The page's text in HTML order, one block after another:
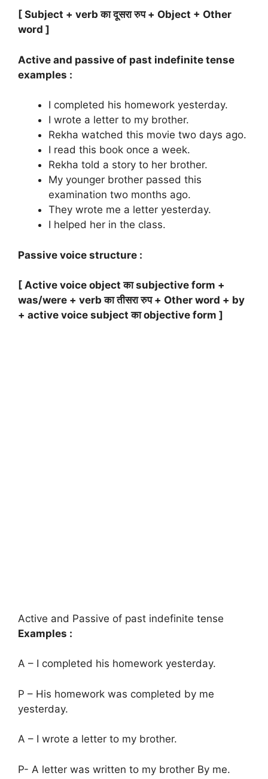
[ Subject + verb का दूसरा रुप + Object + Other
word ]
Active and passive of past indefinite tense
examples :
I completed his homework yesterday.
I wrote a letter to my brother.
Rekha watched this movie two days ago.
I read this book once a week.
Rekha told a story to her brother.
My younger brother passed this
examination two months ago.
They wrote me a letter yesterday.
I helped her in the class.
Passive voice structure :
[ Active voice object का subjective form +
was/were + verb का तीसरा रुप + Other word + by
+ active voice subject का objective form ]
Active and Passive of past indefinite tense
Examples :
A – I completed his homework yesterday.
P – His homework was completed by me
yesterday.
A – I wrote a letter to my brother.
P- A letter was written to my brother By me.